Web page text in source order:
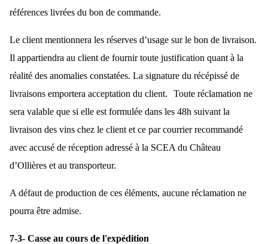
références livrées du bon de commande.
Le client mentionnera les réserves d’usage sur le bon de livraison.
Il appartiendra au client de fournir toute justification quant à la
réalité des anomalies constatées. La signature du récépissé de
livraisons emportera acceptation du client. Toute réclamation ne
sera valable que si elle est formulée dans les 48h suivant la
livraison des vins chez le client et ce par courrier recommandé
avec accusé de réception adressé à la SCEA du Château
d’Ollières et au transporteur.
A défaut de production de ces éléments, aucune réclamation ne
pourra être admise.
7-3- Casse au cours de l'expédition